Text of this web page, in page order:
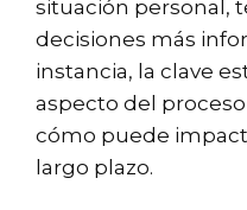
situación personal,
decisiones más
instancia, la clave
aspecto del
cómo puede
largo plazo.